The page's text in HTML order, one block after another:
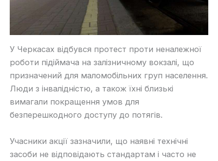
У Черкасах відбувся протест проти неналежної
роботи підіймача на залізничному вокзалі, що
призначений для маломобільних груп населення.
Люди з інвалідністю, а також їхні близькі
вимагали покращення умов для
безперешкодного доступу до потягів.
Учасники акції зазначили, що наявні технічні
засоби не відповідають стандартам і часто не